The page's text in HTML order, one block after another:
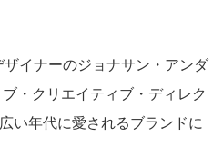
イナーのジョナサン・アンダ
・クリエイティブ・ディレク
い年代に愛されるブランドに